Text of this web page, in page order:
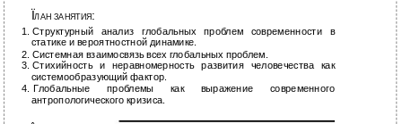
ÏЛАН ЗАНЯТИЯ :
1. Структурный анализ глобальных проблем современности в
статике и вероятностной динамике.
2. Системная взаимосвязь всех глобальных проблем.
3. Стихийность и неравномерность развития человечества как
системообразующий фактор.
4. Глобальные проблемы как выражение современного
антропологического кризиса.